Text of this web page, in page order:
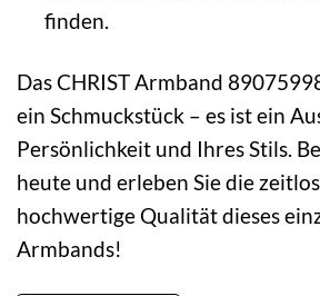
finden.
Das CHRIST Armband
ein Schmuckstück – es ist ein
Persönlichkeit und Ihres Stils.
heute und erleben Sie die
hochwertige Qualität dieses
Armbands!